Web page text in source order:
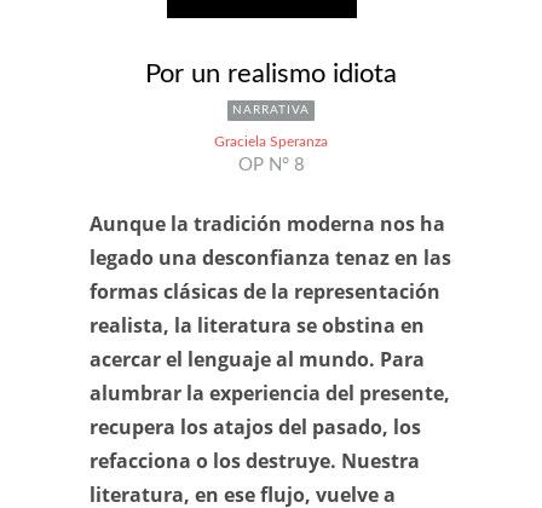
Por un realismo idiota
NARRATIVA
Graciela Speranza
OP N° 8
Aunque la tradición moderna nos ha
legado una desconfianza tenaz en las
formas clásicas de la representación
realista, la literatura se obstina en
acercar el lenguaje al mundo. Para
alumbrar la experiencia del presente,
recupera los atajos del pasado, los
refacciona o los destruye. Nuestra
literatura, en ese flujo, vuelve a